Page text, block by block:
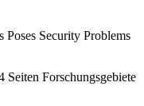
Security Problems
Seiten Forschungsgebiete